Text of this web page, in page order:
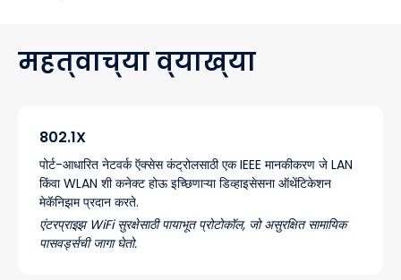
महत्वाच्या व्याख्या
802.1X
पोर्ट-आधारित नेटवर्क ऍक्सेस कंट्रोलसाठी एक IEEE मानकीकरण जे LAN
किंवा WLAN शी कनेक्ट होऊ इच्छिणाऱ्या डिव्हाइसेसना ऑथेंटिकेशन
मेकॅनिझम प्रदान करते.
एंटरप्राइझ WiFi सुरक्षेसाठी पायाभूत प्रोटोकॉल, जो असुरक्षित सामायिक
पासवर्ड्सची जागा घेतो.